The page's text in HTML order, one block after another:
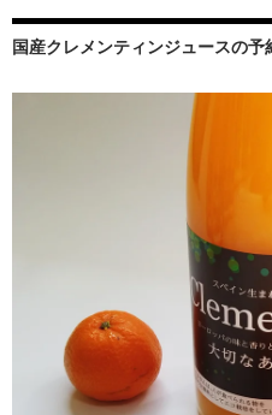
国産クレメンティンジュースの予